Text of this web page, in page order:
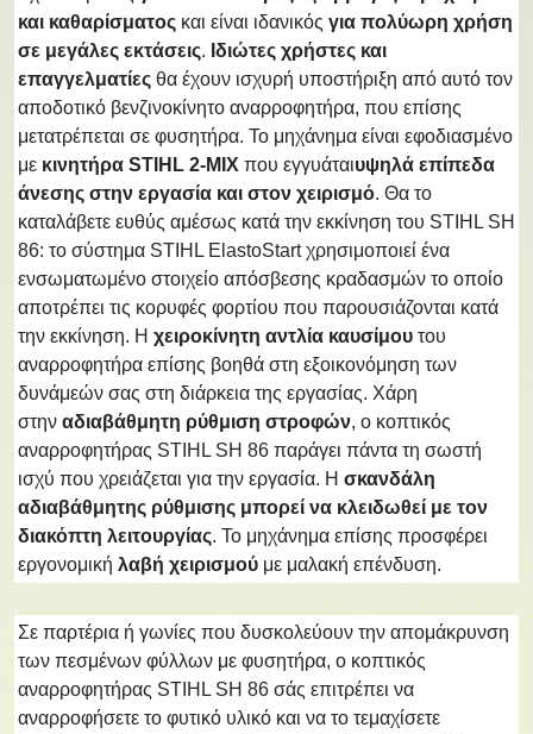
και καθαρίσματος και είναι ιδανικός για πολύωρη χρήση
σε μεγάλες εκτάσεις. Ιδιώτες χρήστες και
επαγγελματίες θα έχουν ισχυρή υποστήριξη από αυτό τον
αποδοτικό βενζινοκίνητο αναρροφητήρα, που επίσης
μετατρέπεται σε φυσητήρα. Το μηχάνημα είναι εφοδιασμένο
με κινητήρα STIHL 2-MIX που εγγυάταιυψηλά επίπεδα
άνεσης στην εργασία και στον χειρισμό. Θα το
καταλάβετε ευθύς αμέσως κατά την εκκίνηση του STIHL SH
86: το σύστημα STIHL ElastoStart χρησιμοποιεί ένα
ενσωματωμένο στοιχείο απόσβεσης κραδασμών το οποίο
αποτρέπει τις κορυφές φορτίου που παρουσιάζονται κατά
την εκκίνηση. Η χειροκίνητη αντλία καυσίμου του
αναρροφητήρα επίσης βοηθά στη εξοικονόμηση των
δυνάμεών σας στη διάρκεια της εργασίας. Χάρη
στην αδιαβάθμητη ρύθμιση στροφών, ο κοπτικός
αναρροφητήρας STIHL SH 86 παράγει πάντα τη σωστή
ισχύ που χρειάζεται για την εργασία. Η σκανδάλη
αδιαβάθμητης ρύθμισης μπορεί να κλειδωθεί με τον
διακόπτη λειτουργίας. Το μηχάνημα επίσης προσφέρει
εργονομική λαβή χειρισμού με μαλακή επένδυση.
Σε παρτέρια ή γωνίες που δυσκολεύουν την απομάκρυνση
των πεσμένων φύλλων με φυσητήρα, ο κοπτικός
αναρροφητήρας STIHL SH 86 σάς επιτρέπει να
αναρροφήσετε το φυτικό υλικό και να το τεμαχίσετε